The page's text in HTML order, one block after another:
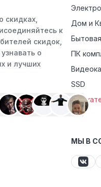
скидках,
к
скидок,
о
и лучших
Дом и
ПК
SSD
Все
МЫ В